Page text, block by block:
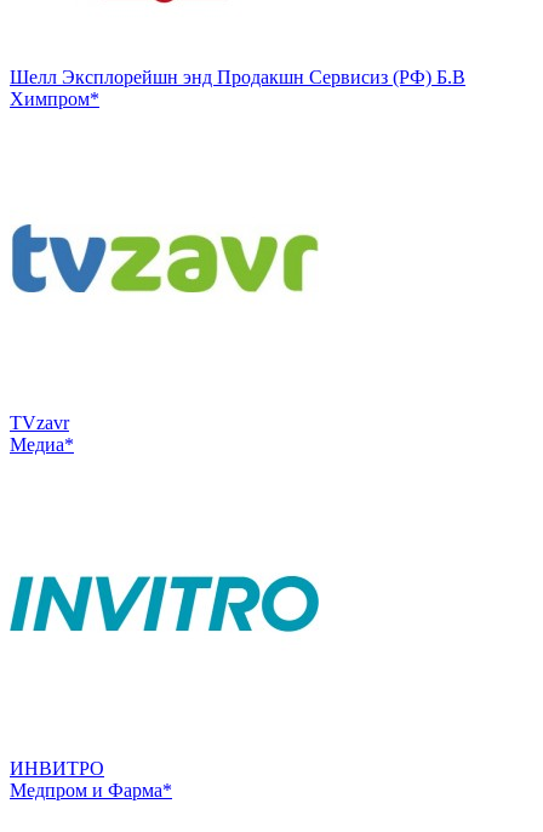
Шелл Эксплорейшн энд Продакшн Сервисиз (РФ) Б.В
Химпром*
TVzavr
Медиа*
ИНВИТРО
Медпром и Фарма*